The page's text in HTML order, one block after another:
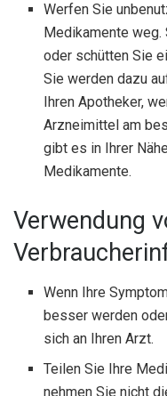
Werfen Sie
Medikamente weg.
oder schütten Sie
Sie werden dazu
Ihren Apotheker,
Arzneimittel am
gibt es in Ihrer
Medikamente.
Verwendung
Wenn Ihre
besser werden
sich an Ihren Arzt.
Teilen Sie Ihre
nehmen Sie nicht